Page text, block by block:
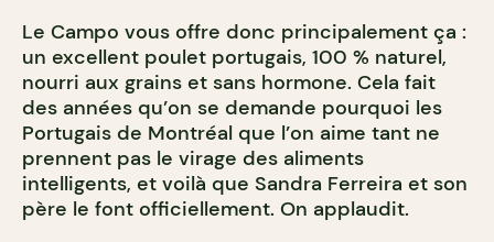
Le Campo vous offre donc principalement ça :
un excellent poulet portugais, 100 % naturel,
nourri aux grains et sans hormone. Cela fait
des années qu’on se demande pourquoi les
Portugais de Montréal que l’on aime tant ne
prennent pas le virage des aliments
intelligents, et voilà que Sandra Ferreira et son
père le font officiellement. On applaudit.